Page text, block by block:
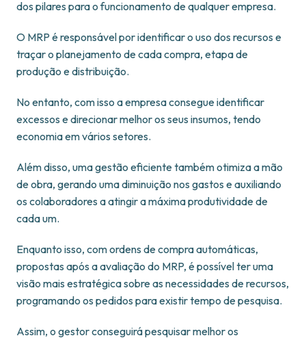
dos pilares para o funcionamento de qualquer empresa.
O MRP é responsável por identificar o uso dos recursos e
traçar o planejamento de cada compra, etapa de
produção e distribuição.
No entanto, com isso a empresa consegue identificar
excessos e direcionar melhor os seus insumos, tendo
economia em vários setores.
Além disso, uma gestão eficiente também otimiza a mão
de obra, gerando uma diminuição nos gastos e auxiliando
os colaboradores a atingir a máxima produtividade de
cada um.
Enquanto isso, com ordens de compra automáticas,
propostas após a avaliação do MRP, é possível ter uma
visão mais estratégica sobre as necessidades de recursos,
programando os pedidos para existir tempo de pesquisa.
Assim, o gestor conseguirá pesquisar melhor os